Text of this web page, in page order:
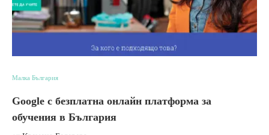
Малка България
Google с безплатна онлайн платформа за
обучения в България